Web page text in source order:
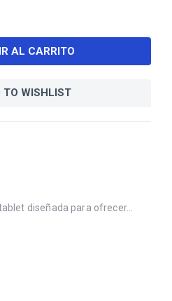
diseñada para ofrecer...
AL CARRITO
TO WISHLIST